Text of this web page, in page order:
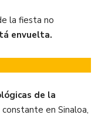
la fiesta no
envuelta.
de la
en Sinaloa,